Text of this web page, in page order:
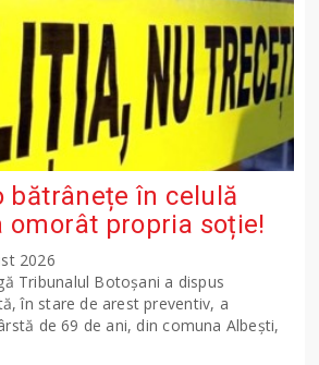
bătrânețe în celulă
omorât propria soție!
2026
Tribunalul Botoşani a dispus
în stare de arest preventiv, a
de 69 de ani, din comuna Albești,